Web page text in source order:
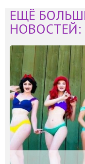
ЕЩЁ
НОВОСТЕЙ: